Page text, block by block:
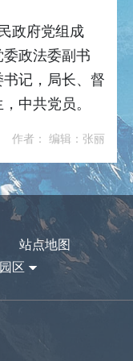
政府党组成
委政法委副书
记，局长、督
中共党员。
作者： 编辑：张丽
站点地图
区